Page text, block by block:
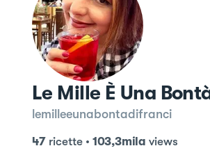
Le Mille È Una
lemilleeunabontadifranci
47 ricette• 103,3mila views